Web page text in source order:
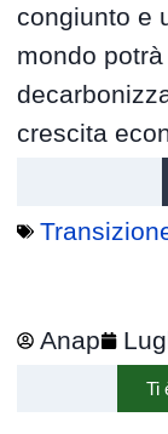
congiunto e
mondo
crescita
Anap
Ti